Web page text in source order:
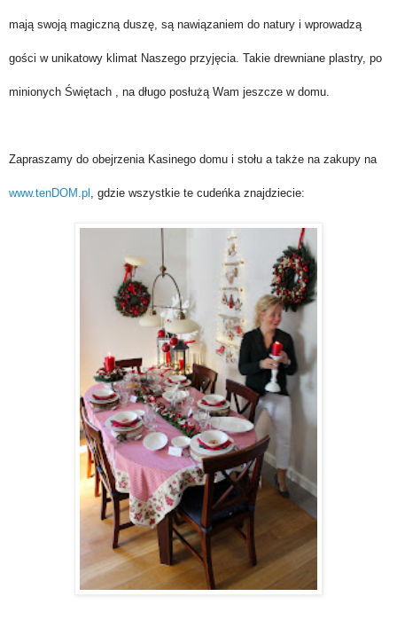
mają swoją magiczną duszę, są nawiązaniem do natury i wprowadzą
gości w unikatowy klimat Naszego przyjęcia. Takie drewniane plastry, po
minionych Świętach , na długo posłużą Wam jeszcze w domu.
Zapraszamy do obejrzenia Kasinego domu i stołu a także na zakupy na
www.tenDOM.pl , gdzie wszystkie te cudeńka znajdziecie: